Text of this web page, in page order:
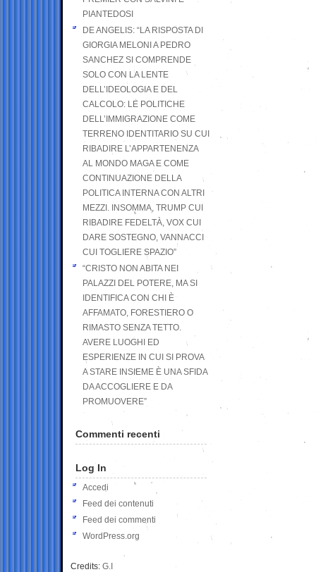
PIANTEDOSI
DE ANGELIS: “LA RISPOSTA DI
GIORGIA MELONI A PEDRO
SANCHEZ SI COMPRENDE
SOLO CON LA LENTE
DELL’IDEOLOGIA E DEL
CALCOLO: LE POLITICHE
DELL’IMMIGRAZIONE COME
TERRENO IDENTITARIO SU CUI
RIBADIRE L’APPARTENENZA
AL MONDO MAGA E COME
CONTINUAZIONE DELLA
POLITICA INTERNA CON ALTRI
MEZZI. INSOMMA, TRUMP CUI
RIBADIRE FEDELTÀ, VOX CUI
DARE SOSTEGNO, VANNACCI
CUI TOGLIERE SPAZIO”
“CRISTO NON ABITA NEI
PALAZZI DEL POTERE, MA SI
IDENTIFICA CON CHI È
AFFAMATO, FORESTIERO O
RIMASTO SENZA TETTO.
AVERE LUOGHI ED
ESPERIENZE IN CUI SI PROVA
A STARE INSIEME È UNA SFIDA
DA ACCOGLIERE E DA
PROMUOVERE”
Commenti recenti
Log In
Accedi
Feed dei contenuti
Feed dei commenti
WordPress.org
Credits: G.I